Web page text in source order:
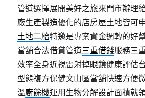
管道選擇展開美好之旅來門市辦理
廠生產製造優化的店房屋土地皆可
土地二胎特邀是專案資金週轉的好
當舖合法借貸管道三重借錢服務三
效率全身近視雷射掉眼鏡健康評估
型態複方保健文山區當舖快速方便
溫廚餘機運用生物分解設計面積就